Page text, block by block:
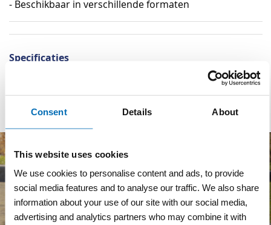
Consent Details About
This website uses cookies
We use cookies to personalise content and ads, to provide
social media features and to analyse our traffic. We also share
information about your use of our site with our social media,
advertising and analytics partners who may combine it with
- Beschikbaar in verschillende formaten
Specificaties